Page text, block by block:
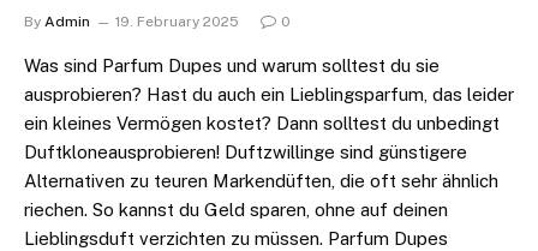
By Admin 19. February 2025 0
Was sind Parfum Dupes und warum solltest du sie
ausprobieren? Hast du auch ein Lieblingsparfum, das leider
ein kleines Vermögen kostet? Dann solltest du unbedingt
Duftkloneausprobieren! Duftzwillinge sind günstigere
Alternativen zu teuren Markendüften, die oft sehr ähnlich
riechen. So kannst du Geld sparen, ohne auf deinen
Lieblingsduft verzichten zu müssen. Parfum Dupes